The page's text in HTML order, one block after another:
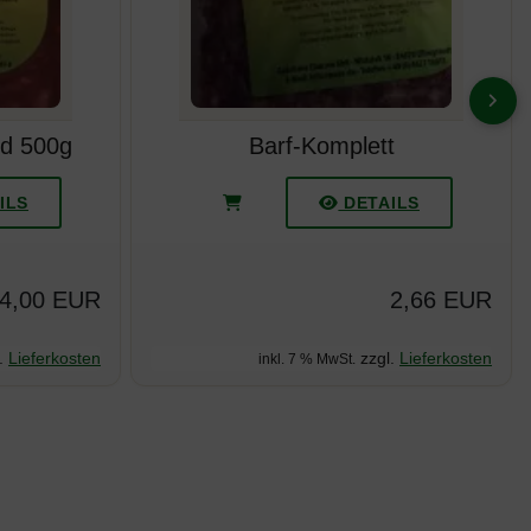
500g
4,00 EUR
Lieferkosten
Barf-Komplett
DETAILS
2,66 EUR
inkl. 7 % MwSt. zzgl. Lieferkosten
VOR